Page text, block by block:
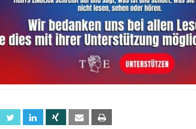
Facebook Twitter Linkedin Xing Email